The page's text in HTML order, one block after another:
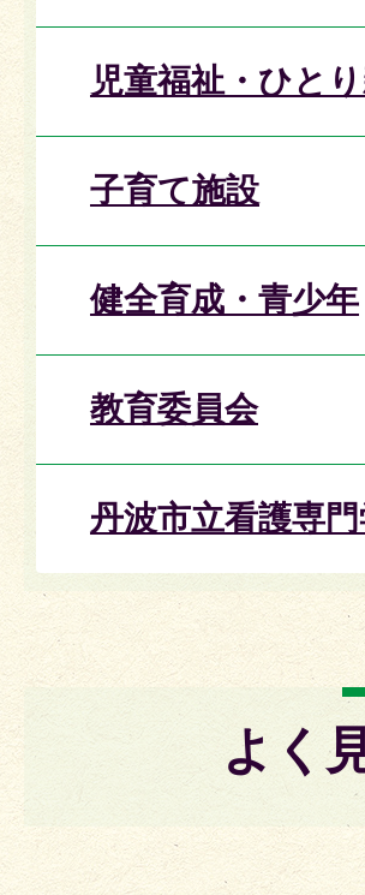
児童福祉・ひと
子育て施設
健全育成・青少年
教育委員会
丹波市立看護専
よく